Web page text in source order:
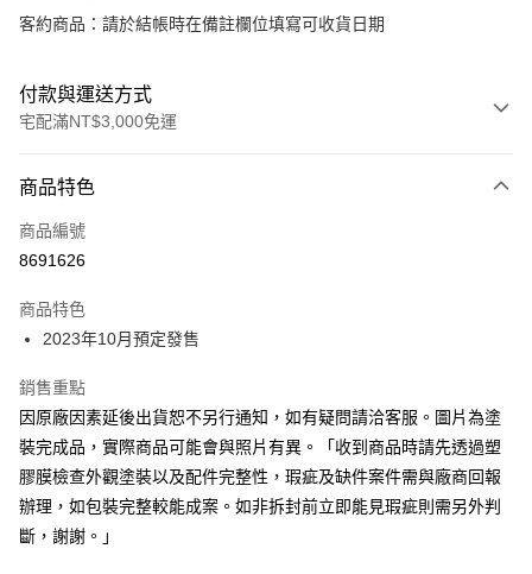
客約商品：請於結帳時在備註欄位填寫可收貨日期
付款與運送方式
宅配滿NT$3,000免運
信用卡一次付款
Apple Pay
全盈+PAY
大哥付你分期
相關說明
1.本服務由台灣大哥大提供，台灣大哥大用戶可立即使用無須另外申請。
2.付款方式選擇「大哥付你分期」，訂單成立後會自動跳轉到大哥付的交易
流程，驗證手機門號後，選擇欲分期的期數、繳款截止日，確認付款後即完
成交易。
3.實際核准額度、可分期數及費用金額請依後續交易確認頁面所載為準。
ATM付款
運送方式
預購-宅配(舊)
商品特色
商品編號
8691626
商品特色
2023年10月預定發售
銷售重點
因原廠因素延後出貨恕不另行通知，如有疑問請洽客服。圖片為塗
裝完成品，實際商品可能會與照片有異。「收到商品時請先透過塑
膠膜檢查外觀塗裝以及配件完整性，瑕疵及缺件案件需與廠商回報
辦理，如包裝完整較能成案。如非拆封前立即能見瑕疵則需另外判
斷，謝謝。」